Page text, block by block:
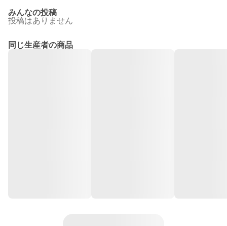
みんなの投稿
投稿はありません
同じ生産者の商品